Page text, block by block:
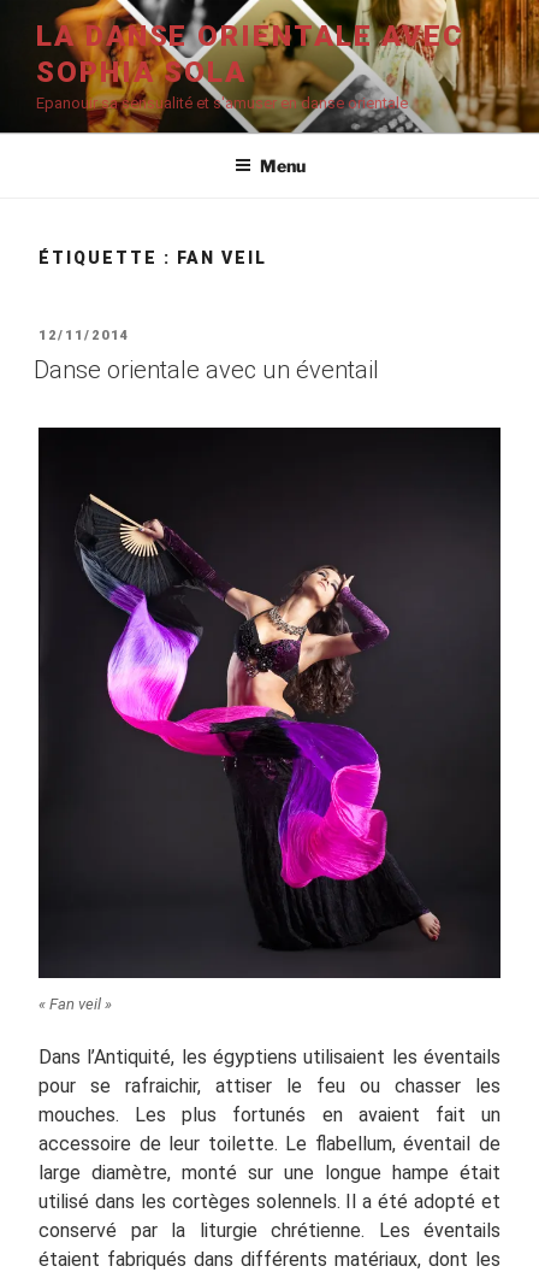
contenu
principal
LA DANSE ORIENTALE AVEC
SOPHIA SOLA
Epanouir sa sensualité et s'amuser en danse orientale
Menu
ÉTIQUETTE : FAN VEIL
PUBLIÉ
LE
12/11/2014
Danse orientale avec un éventail
« Fan veil »
Dans l’Antiquité, les égyptiens utilisaient les éventails
pour se rafraichir, attiser le feu ou chasser les
mouches. Les plus fortunés en avaient fait un
accessoire de leur toilette. Le flabellum, éventail de
large diamètre, monté sur une longue hampe était
utilisé dans les cortèges solennels. Il a été adopté et
conservé par la liturgie chrétienne. Les éventails
étaient fabriqués dans différents matériaux, dont les